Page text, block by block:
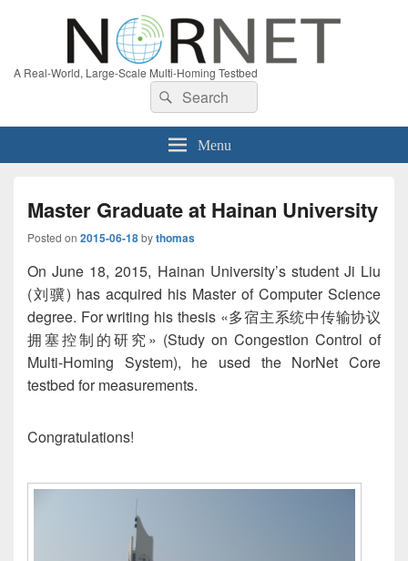
A Real-World, Large-Scale Multi-Homing Testbed
Search
for:
Search
Menu
Master Graduate at Hainan University
Posted on 2015-06-18bythomas
On June 18, 2015, Hainan University’s student Ji Liu
(刘骥) has acquired his Master of Computer Science
degree. For writing his thesis «多宿主系统中传输协议
拥塞控制的研究» (Study on Congestion Control of
Multi-Homing System), he used the NorNet Core
testbed for measurements.
Congratulations!